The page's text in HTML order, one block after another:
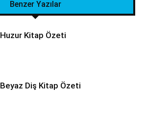
Benzer Yazılar
Huzur Kitap Özeti
Beyaz Diş Kitap Özeti